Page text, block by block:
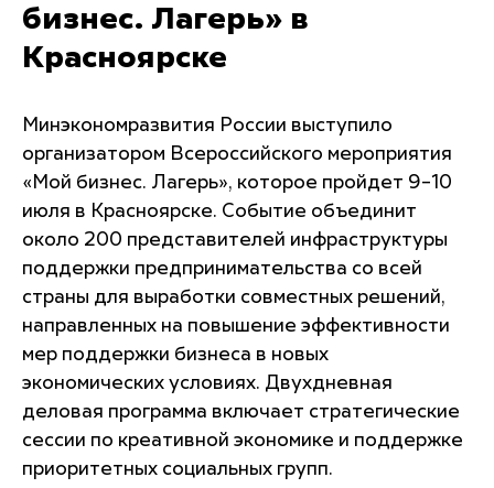
бизнес. Лагерь» в
Красноярске
Минэкономразвития России выступило
организатором Всероссийского мероприятия
«Мой бизнес. Лагерь», которое пройдет 9–10
июля в Красноярске. Событие объединит
около 200 представителей инфраструктуры
поддержки предпринимательства со всей
страны для выработки совместных решений,
направленных на повышение эффективности
мер поддержки бизнеса в новых
экономических условиях. Двухдневная
деловая программа включает стратегические
сессии по креативной экономике и поддержке
приоритетных социальных групп.